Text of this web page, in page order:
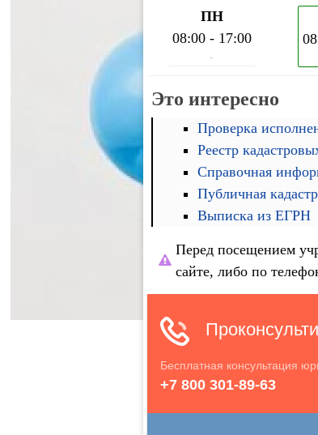
ПН
08:00 - 17:00
-
Это интересно
Проверка
Реестр
Справочная
Публичная
Выписка из ЕГРН
Перед посещением
сайте, либо по